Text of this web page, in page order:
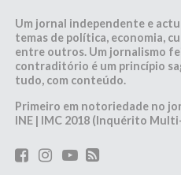
Um jornal independente e
temas de política, economia,
entre outros. Um jornalismo
contraditório é um princípio
tudo, com conteúdo.
Primeiro em notoriedade no
INE | IMC 2018 (Inquérito